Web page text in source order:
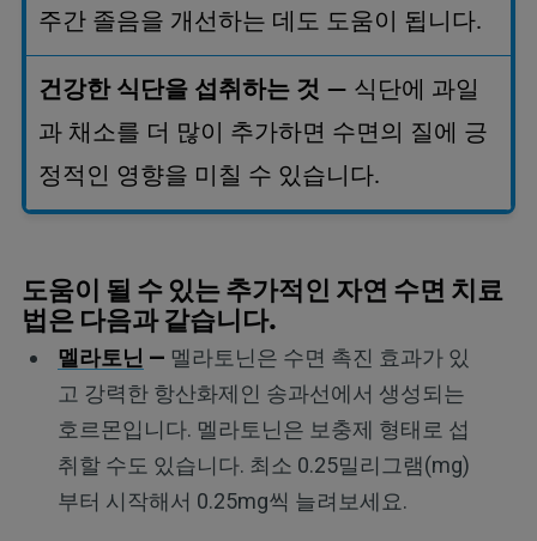
주간 졸음을 개선하는 데도 도움이 됩니다.
건강한 식단을 섭취하는 것 — 식단에 과일
과 채소를 더 많이 추가하면 수면의 질에 긍
정적인 영향을 미칠 수 있습니다.
도움이 될 수 있는 추가적인 자연 수면 치료
법은 다음과 같습니다.
멜라토닌 — 멜라토닌은 수면 촉진 효과가 있
고 강력한 항산화제인 송과선에서 생성되는
호르몬입니다. 멜라토닌은 보충제 형태로 섭
취할 수도 있습니다. 최소 0.25밀리그램(mg)
부터 시작해서 0.25mg씩 늘려보세요.